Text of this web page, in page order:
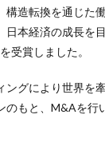
構造転換を通じた
日本経済の成長を
受賞しました。
ングにより世界を
のもと、M&Aを行